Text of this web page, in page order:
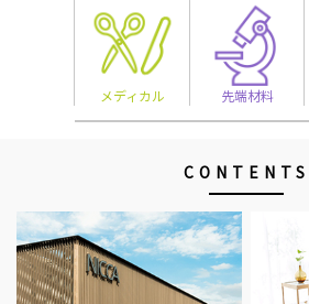
メディカル 先端材料
CONTENTS